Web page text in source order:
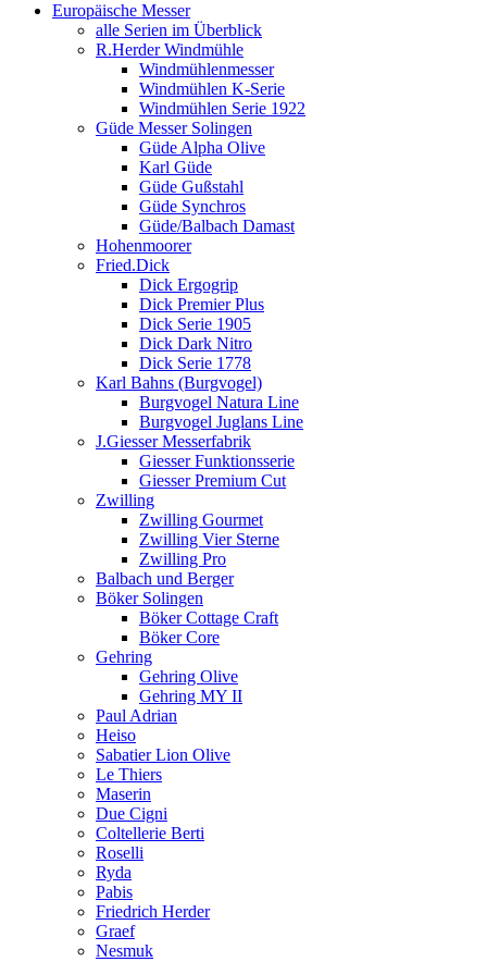
Europäische Messer
alle Serien im Überblick
R.Herder Windmühle
Windmühlenmesser
Windmühlen K-Serie
Windmühlen Serie 1922
Güde Messer Solingen
Güde Alpha Olive
Karl Güde
Güde Gußstahl
Güde Synchros
Güde/Balbach Damast
Hohenmoorer
Fried.Dick
Dick Ergogrip
Dick Premier Plus
Dick Serie 1905
Dick Dark Nitro
Dick Serie 1778
Karl Bahns (Burgvogel)
Burgvogel Natura Line
Burgvogel Juglans Line
J.Giesser Messerfabrik
Giesser Funktionsserie
Giesser Premium Cut
Zwilling
Zwilling Gourmet
Zwilling Vier Sterne
Zwilling Pro
Balbach und Berger
Böker Solingen
Böker Cottage Craft
Böker Core
Gehring
Gehring Olive
Gehring MY II
Paul Adrian
Heiso
Sabatier Lion Olive
Le Thiers
Maserin
Due Cigni
Coltellerie Berti
Roselli
Ryda
Pabis
Friedrich Herder
Graef
Nesmuk